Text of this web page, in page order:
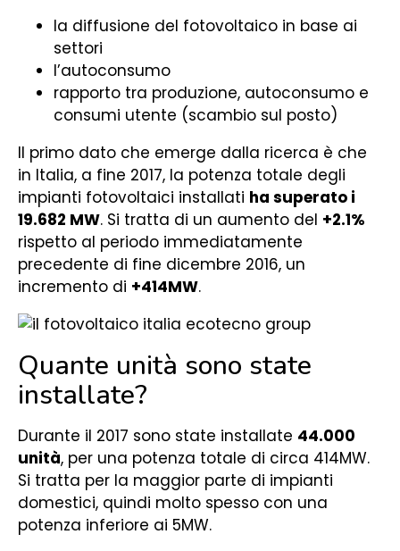
la diffusione del fotovoltaico in base ai
settori
l’autoconsumo
rapporto tra produzione, autoconsumo e
consumi utente (scambio sul posto)
Il primo dato che emerge dalla ricerca è che
in Italia, a fine 2017, la potenza totale degli
impianti fotovoltaici installati ha superato i
19.682 MW. Si tratta di un aumento del +2.1%
rispetto al periodo immediatamente
precedente di fine dicembre 2016, un
incremento di +414MW.
Quante unità sono state
installate?
Durante il 2017 sono state installate 44.000
unità, per una potenza totale di circa 414MW.
Si tratta per la maggior parte di impianti
domestici, quindi molto spesso con una
potenza inferiore ai 5MW.